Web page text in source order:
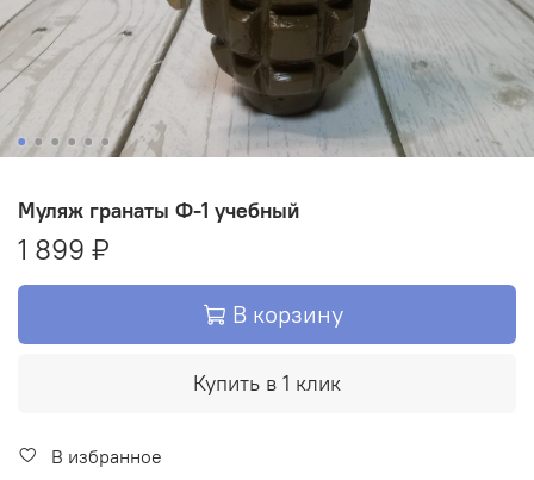
Муляж гранаты Ф-1 учебный
1 899 ₽
В корзину
Купить в 1 клик
В избранное